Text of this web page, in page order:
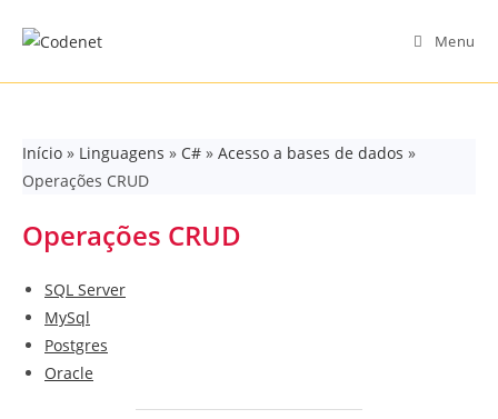
Menu
Início » Linguagens » C# » Acesso a bases de dados »
Operações CRUD
Operações CRUD
SQL Server
MySql
Postgres
Oracle